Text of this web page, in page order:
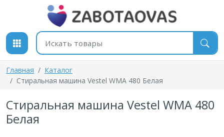
К содержимому
Поиск товаров
Главная
Каталог
Стиральная машина Vestel WMA 480 Белая
Стиральная машина Vestel WMA 480
Белая